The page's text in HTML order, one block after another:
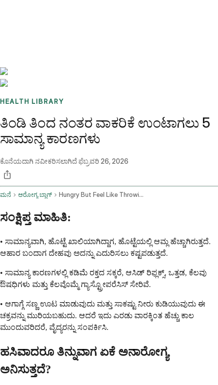
HEALTH LIBRARY
ತಿಂಡಿ ತಿಂದ ನಂತರ ವಾಕರಿಕೆ ಉಂಟಾಗಲು 5
ಸಾಮಾನ್ಯ ಕಾರಣಗಳು
ಕೊನೆಯದಾಗಿ ನವೀಕರಿಸಲಾಗಿದೆಫೆಬ್ರವರಿ 26, 2026
ಮನೆ ಆರೋಗ್ಯ ಬ್ಲಾಗ್ Hungry But Feel Like Throwing Up When I Eat
ಸಂಕ್ಷಿಪ್ತ ಮಾಹಿತಿ:
• ಸಾಮಾನ್ಯವಾಗಿ, ಹೊಟ್ಟೆ ಖಾಲಿಯಾಗಿದ್ದಾಗ, ಹೊಟ್ಟೆಯಲ್ಲಿ ಆಮ್ಲ ಹೆಚ್ಚಾಗಿರುತ್ತದೆ.
ಆಹಾರ ಬಂದಾಗ ದೇಹವು ಅದನ್ನು ಎದುರಿಸಲು ಕಷ್ಟಪಡುತ್ತದೆ.
• ಸಾಮಾನ್ಯ ಕಾರಣಗಳಲ್ಲಿ ಕಡಿಮೆ ರಕ್ತದ ಸಕ್ಕರೆ, ಆಸಿಡ್ ರಿಫ್ಲಕ್ಸ್, ಒತ್ತಡ, ಕೆಲವು
ಔಷಧಿಗಳು ಮತ್ತು ಕೆಲವೊಮ್ಮೆ ಗ್ಯಾಸ್ಟ್ರೋಪರೆಸಿಸ್ ಸೇರಿವೆ.
• ಆಗಾಗ್ಗೆ ಸಣ್ಣ ಊಟ ಮಾಡುವುದು ಮತ್ತು ಸಾಕಷ್ಟು ನೀರು ಕುಡಿಯುವುದು ಈ
ಚಕ್ರವನ್ನು ಮುರಿಯಬಹುದು. ಆದರೆ ಇದು ಎರಡು ವಾರಕ್ಕಿಂತ ಹೆಚ್ಚು ಕಾಲ
ಮುಂದುವರಿದರೆ, ವೈದ್ಯರನ್ನು ಸಂಪರ್ಕಿಸಿ.
ಹಸಿವಾದರೂ ತಿನ್ನುವಾಗ ಏಕೆ ಅನಾರೋಗ್ಯ
ಅನಿಸುತ್ತದೆ?